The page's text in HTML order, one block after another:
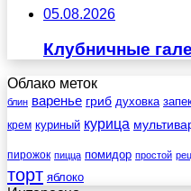
05.08.2026
Клубничные
Облако меток
блин варенье гриб духовка
крем куриный курица
пирожок пицца помидор простой
торт яблоко